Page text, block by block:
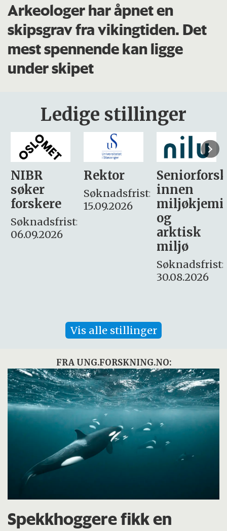
Arkeologer har åpnet en
skipsgrav fra vikingtiden. Det
mest spennende kan ligge
under skipet
Ledige stillinger
Rektor
Søknadsfrist:
15.09.2026
Seniorforsker
innen
miljøkjemi
søker
– fast
Søknadsfrist:
16. august.
Vis alle stillinger
FRA UNG.FORSKNING.NO:
Spekkhoggere fikk en